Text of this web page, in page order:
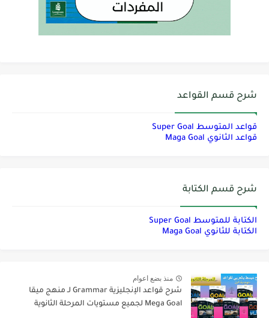
شرح قسم القواعد
قواعد المتوسط Super Goal
قواعد الثانوي Maga Goal
شرح قسم الكتابة
الكتابة للمتوسط Super Goal
الكتابة للثانوي Maga Goal
منذ بضع اعوام
شرح قواعد الإنجليزية Grammar لـ منهج ميقا
Mega Goal لجميع مستويات المرحلة الثانوية